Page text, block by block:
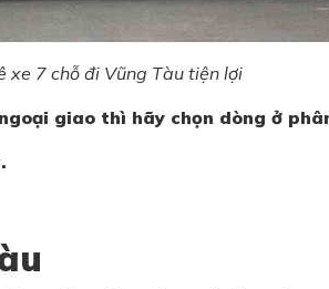
xe 7 chỗ đi Vũng Tàu tiện lợi
giao thì hãy chọn dòng ở